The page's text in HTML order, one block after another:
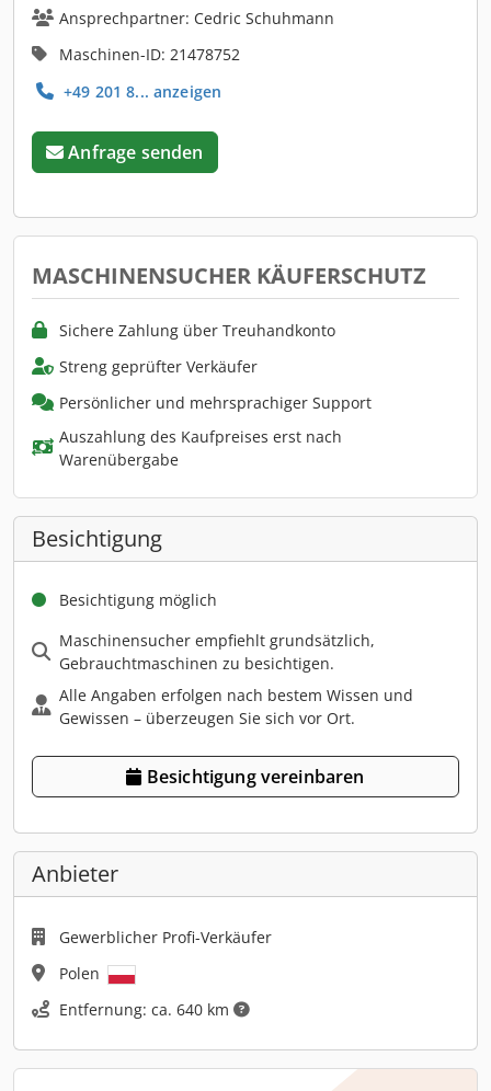
Ansprechpartner: Cedric Schuhmann
Maschinen-ID: 21478752
+49 201 8... anzeigen
Anfrage senden
MASCHINENSUCHER KÄUFERSCHUTZ
Sichere Zahlung über Treuhandkonto
Streng geprüfter Verkäufer
Persönlicher und mehrsprachiger Support
Auszahlung des Kaufpreises erst nach
Warenübergabe
Besichtigung
Besichtigung möglich
Maschinensucher empfiehlt grundsätzlich,
Gebrauchtmaschinen zu besichtigen.
Alle Angaben erfolgen nach bestem Wissen und
Gewissen – überzeugen Sie sich vor Ort.
Besichtigung vereinbaren
Anbieter
Gewerblicher Profi-Verkäufer
Polen
Entfernung: ca. 640 km